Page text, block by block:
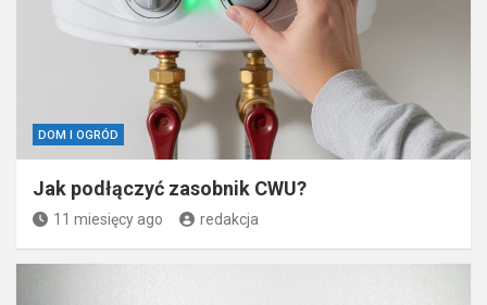
DOM I OGRÓD
Jak podłączyć zasobnik CWU?
11 miesięcy ago redakcja